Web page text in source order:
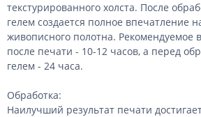
текстурированного холста. После
гелем создается полное впечатление
живописного полотна. Рекомендуемое
после печати - 10-12 часов, а перед
гелем - 24 часа.
Обработка:
Наилучший результат печати